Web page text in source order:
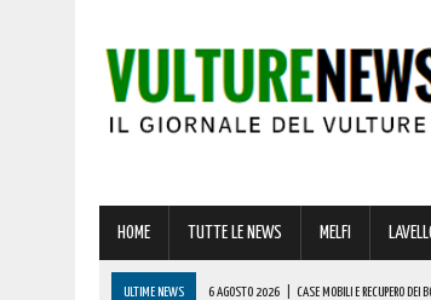
HOME TUTTE LE NEWS MELFI
ULTIME NEWS 6 AGOSTO 2026 CASE MOBILI E RECUPERO DEI